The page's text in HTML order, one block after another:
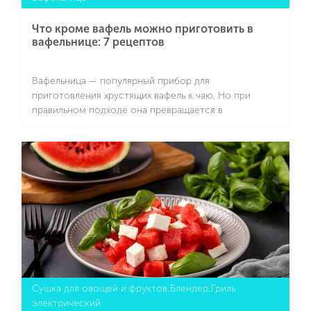
Что кроме вафель можно приготовить в
вафельнице: 7 рецептов
Вафельница — популярный прибор для
приготовления хрустящих вафель к чаю. Но при
правильном подходе она превращается в
можно быстро и без лишней возни приготовить
самые разные блюда — от завтраков до десертов и
закусок. Минимум масла, удобная форма,
равномерная прожарка и необычная подача делают
рецепты для вафельницы особенно
привлекательными.
Подробнее
Сушка для овощей и фруктов,Блендер,Гриль
электрический